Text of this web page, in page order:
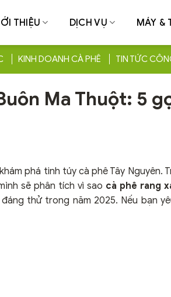
THIỆU DỊCH VỤ MÁY &
KINH DOANH CÀ PHÊ TIN TỨC
Ma Thuột: 5
phá tinh túy cà phê Tây Nguyên.
sẽ phân tích vì sao cà phê rang
thử trong năm 2025. Nếu bạn